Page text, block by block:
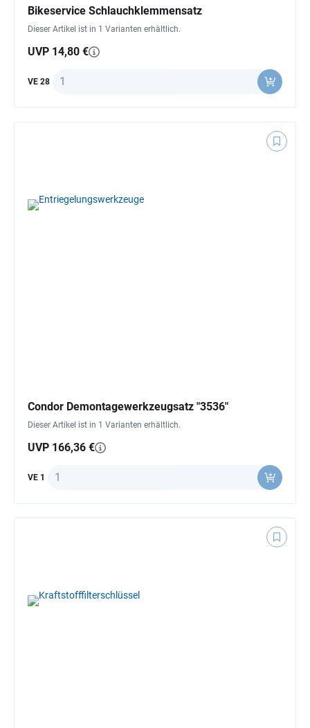
Bikeservice Schlauchklemmensatz
Dieser Artikel ist in 1 Varianten erhältlich.
UVP 14,80 €
VE 28 Anzahl
Condor Demontagewerkzeugsatz "3536"
Dieser Artikel ist in 1 Varianten erhältlich.
UVP 166,36 €
VE 1 Anzahl